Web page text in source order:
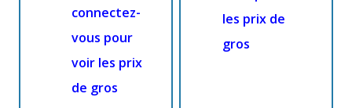
connectez-
vous pour
voir les prix
de gros
les prix de
gros